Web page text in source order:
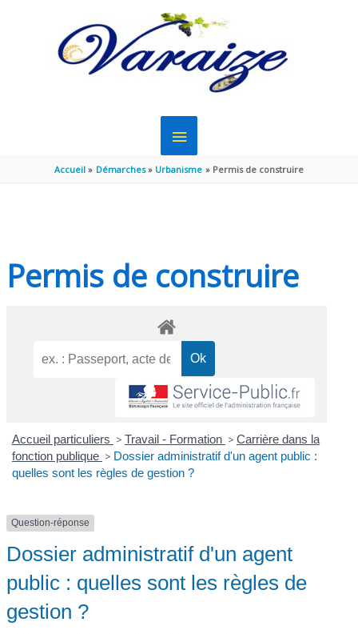
MENU
PRINCIPAL
Accueil Démarches Urbanisme Permis de construire
Permis de construire
Accueil particuliers > Travail - Formation > Carrière dans la
fonction publique > Dossier administratif d'un agent public :
quelles sont les règles de gestion ?
Question-réponse
Dossier administratif d'un agent
public : quelles sont les règles de
gestion ?